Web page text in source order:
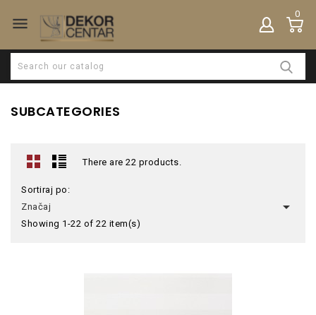

0
SUBCATEGORIES
There are 22 products.
Sortiraj po:
Značaj

Showing 1-22 of 22 item(s)